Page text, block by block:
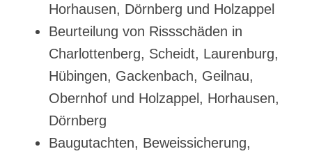
Horhausen, Dörnberg und Holzappel
Beurteilung von Rissschäden in
Charlottenberg, Scheidt, Laurenburg,
Hübingen, Gackenbach, Geilnau,
Obernhof und Holzappel, Horhausen,
Dörnberg
Baugutachten, Beweissicherung,